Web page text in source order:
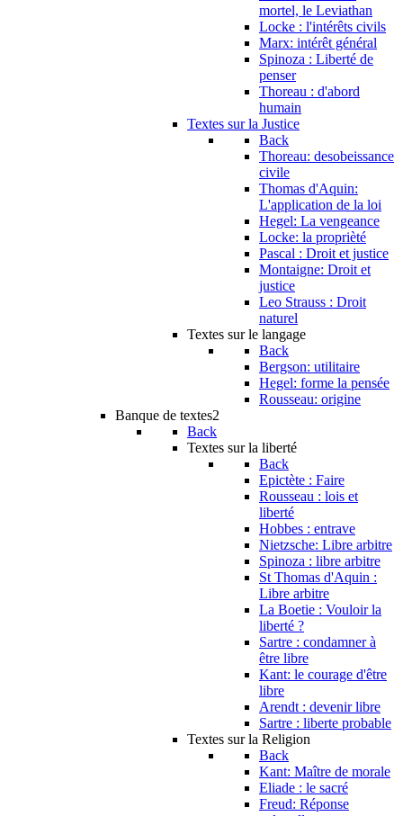
mortel, le Leviathan
Locke : l'intérêts civils
Marx: intérêt général
Spinoza : Liberté de
penser
Thoreau : d'abord
humain
Textes sur la Justice
Back
Thoreau: desobeissance
civile
Thomas d'Aquin:
L'application de la loi
Hegel: La vengeance
Locke: la proprièté
Pascal : Droit et justice
Montaigne: Droit et
justice
Leo Strauss : Droit
naturel
Textes sur le langage
Back
Bergson: utilitaire
Hegel: forme la pensée
Rousseau: origine
Banque de textes2
Back
Textes sur la liberté
Back
Epictète : Faire
Rousseau : lois et
liberté
Hobbes : entrave
Nietzsche: Libre arbitre
Spinoza : libre arbitre
St Thomas d'Aquin :
Libre arbitre
La Boetie : Vouloir la
liberté ?
Sartre : condamner à
être libre
Kant: le courage d'être
libre
Arendt : devenir libre
Sartre : liberte probable
Textes sur la Religion
Back
Kant: Maître de morale
Eliade : le sacré
Freud: Réponse